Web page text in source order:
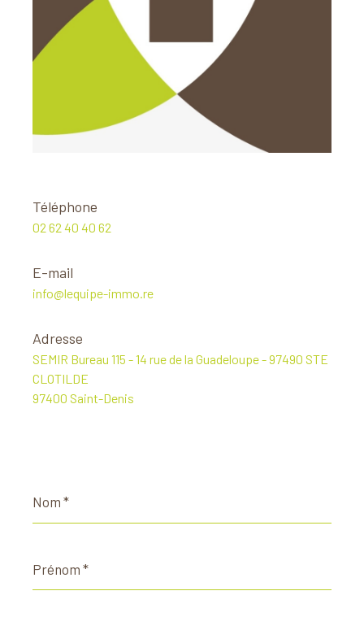
Téléphone
02 62 40 40 62
E-mail
info@lequipe-immo.re
Adresse
SEMIR Bureau 115 - 14 rue de la Guadeloupe - 97490 STE
CLOTILDE
97400 Saint-Denis
*
*